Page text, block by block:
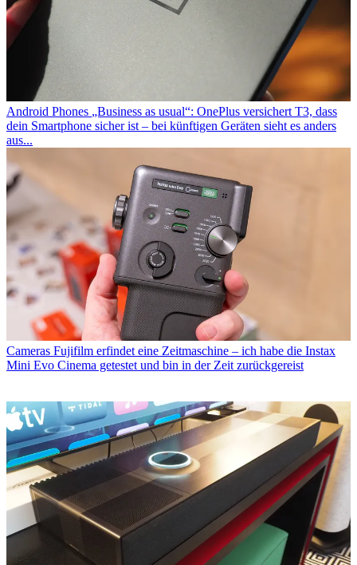
Android Phones „Business as usual“: OnePlus versichert T3, dass
dein Smartphone sicher ist – bei künftigen Geräten sieht es anders
aus...
Cameras Fujifilm erfindet eine Zeitmaschine – ich habe die Instax
Mini Evo Cinema getestet und bin in der Zeit zurückgereist